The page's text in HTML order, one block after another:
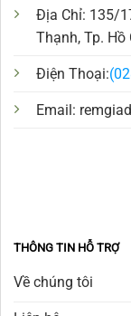
Địa Chỉ: 135/
Thạnh, Tp. Hồ
Điện Thoại:
Email:
THÔNG TIN HỖ TRỢ
Về chúng tôi